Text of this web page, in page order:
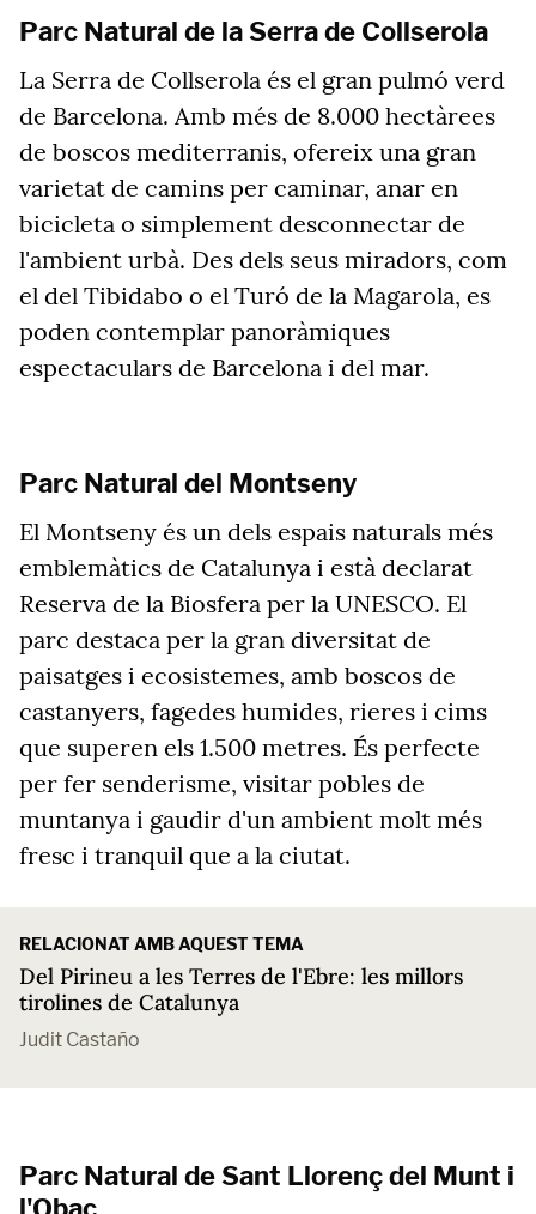
Parc Natural de la Serra de Collserola
La Serra de Collserola és el gran pulmó verd
de Barcelona. Amb més de 8.000 hectàrees
de boscos mediterranis, ofereix una gran
varietat de camins per caminar, anar en
bicicleta o simplement desconnectar de
l'ambient urbà. Des dels seus miradors, com
el del Tibidabo o el Turó de la Magarola, es
poden contemplar panoràmiques
espectaculars de Barcelona i del mar.
Parc Natural del Montseny
El Montseny és un dels espais naturals més
emblemàtics de Catalunya i està declarat
Reserva de la Biosfera per la UNESCO. El
parc destaca per la gran diversitat de
paisatges i ecosistemes, amb boscos de
castanyers, fagedes humides, rieres i cims
que superen els 1.500 metres. És perfecte
per fer senderisme, visitar pobles de
muntanya i gaudir d'un ambient molt més
fresc i tranquil que a la ciutat.
RELACIONAT AMB AQUEST TEMA
Del Pirineu a les Terres de l'Ebre: les millors
tirolines de Catalunya
Judit Castaño
Parc Natural de Sant Llorenç del Munt i